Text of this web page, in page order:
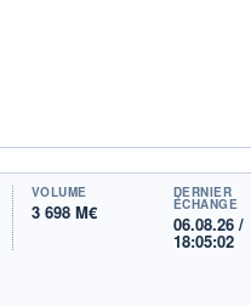
VOLUME
3 698 M€
DERNIER
ÉCHANGE
06.08.26 /
18:05:02